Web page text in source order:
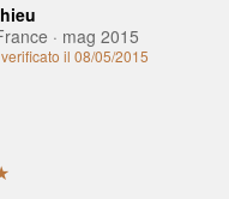
· mag 2015
il 08/05/2015